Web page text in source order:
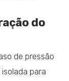
do
de pressão
para